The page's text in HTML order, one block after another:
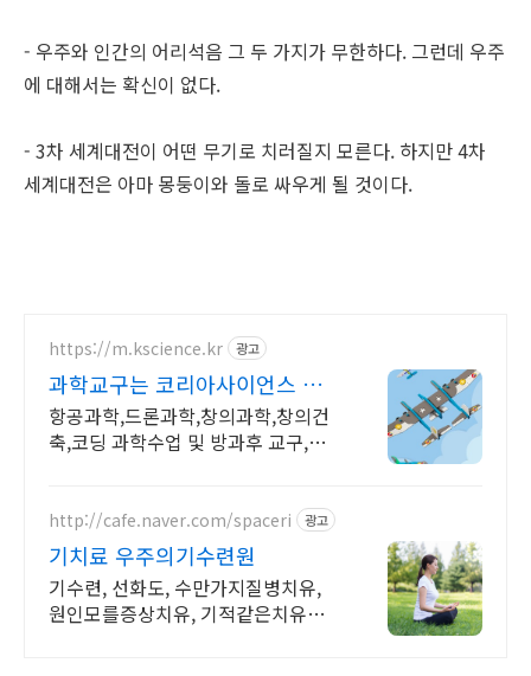
- 우주와 인간의 어리석음 그 두 가지가 무한하다. 그런데 우주
에 대해서는 확신이 없다.
- 3차 세계대전이 어떤 무기로 치러질지 모른다. 하지만 4차
세계대전은 아마 몽둥이와 돌로 싸우게 될 것이다.
https://m.kscience.kr 광고
과학교구는 코리아사이언스 우
주,항공과학 교구
항공과학,드론과학,창의과학,창의건
축,코딩 과학수업 및 방과후 교구,교
http://cafe.naver.com/spaceri 광고
기치료 우주의기수련원
기수련, 선화도, 수만가지질병치유,
원인모를증상치유, 기적같은치유사